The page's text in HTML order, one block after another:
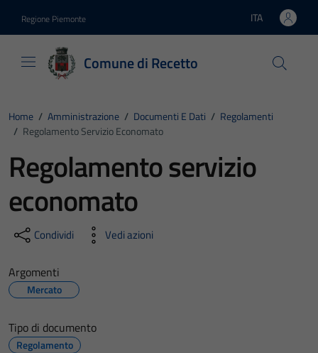
Regione Piemonte Lingua attiva:
ITA
Comune di Recetto
Home / Amministrazione / Documenti E Dati / Regolamenti
/ Regolamento Servizio Economato
Regolamento servizio
economato
Condividi Vedi azioni
Argomenti
Mercato
Tipo di documento
Regolamento